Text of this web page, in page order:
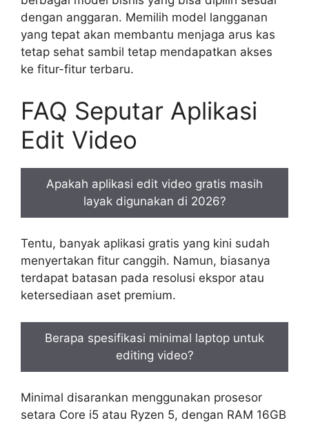
dengan anggaran. Memilih model langganan
yang tepat akan membantu menjaga arus kas
tetap sehat sambil tetap mendapatkan akses
ke fitur-fitur terbaru.
FAQ Seputar Aplikasi
Edit Video
Apakah aplikasi edit video gratis masih
layak digunakan di 2026?
Tentu, banyak aplikasi gratis yang kini sudah
menyertakan fitur canggih. Namun, biasanya
terdapat batasan pada resolusi ekspor atau
ketersediaan aset premium.
Berapa spesifikasi minimal laptop untuk
editing video?
Minimal disarankan menggunakan prosesor
setara Core i5 atau Ryzen 5, dengan RAM 16GB